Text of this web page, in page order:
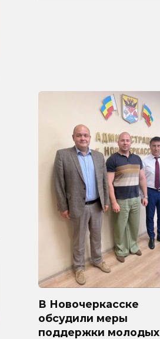
В Новочеркасске
обсудили меры
поддержки молодых